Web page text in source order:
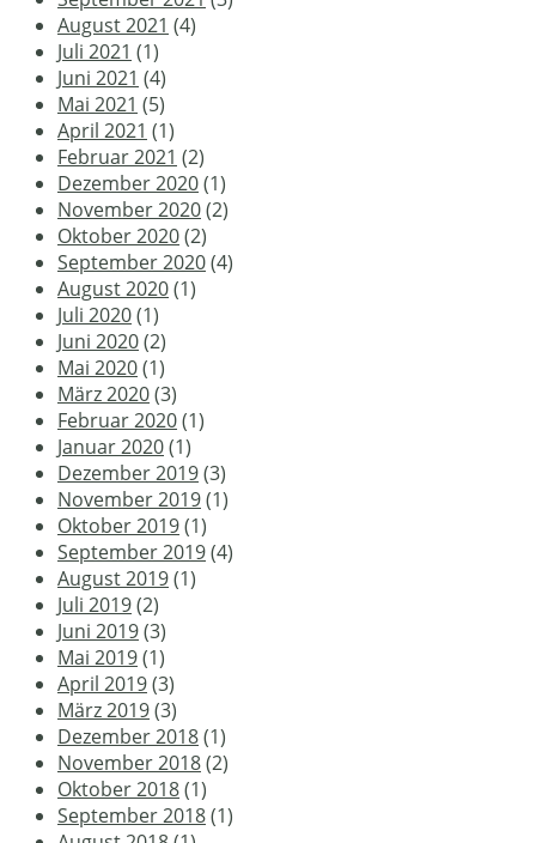
August 2021 (4)
Juli 2021 (1)
Juni 2021 (4)
Mai 2021 (5)
April 2021 (1)
Februar 2021 (2)
Dezember 2020(1)
November 2020(2)
Oktober 2020(2)
September 2020(4)
August 2020(1)
Juli 2020(1)
Juni 2020(2)
Mai 2020(1)
März 2020(3)
Februar 2020(1)
Januar 2020(1)
Dezember 2019(3)
November 2019(1)
Oktober 2019(1)
September 2019(4)
August 2019(1)
Juli 2019(2)
Juni 2019(3)
Mai 2019(1)
April 2019(3)
März 2019(3)
Dezember 2018(1)
November 2018(2)
Oktober 2018(1)
September 2018(1)